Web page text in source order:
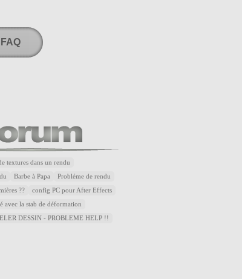
FAQ
textures dans un rendu
Barbe à Papa Probléme de rendu
?? config PC pour After Effects
avec la stab de déformation
DESSIN - PROBLEME HELP !!